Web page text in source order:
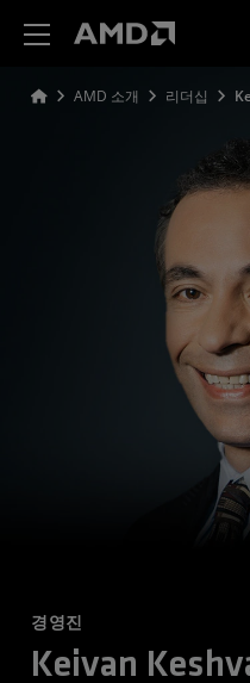
AMD 소개 리더십
경영진
Keivan